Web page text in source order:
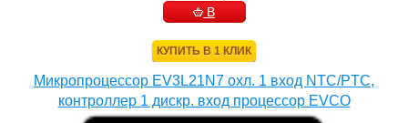
В
КУПИТЬ В 1 КЛИК
Микропроцессор EV3L21N7 охл. 1 вход NTC/PTC,
контроллер 1 дискр. вход процессор EVCO